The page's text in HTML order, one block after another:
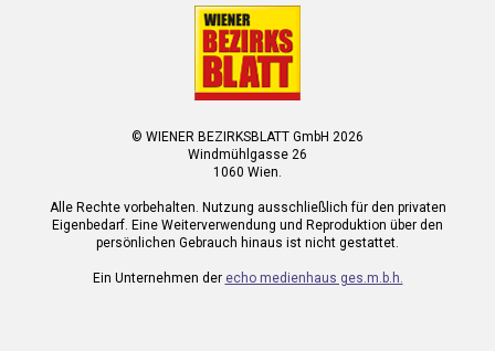
© WIENER BEZIRKSBLATT GmbH 2026
Windmühlgasse 26
1060 Wien.
Alle Rechte vorbehalten. Nutzung ausschließlich für den privaten
Eigenbedarf. Eine Weiterverwendung und Reproduktion über den
persönlichen Gebrauch hinaus ist nicht gestattet.
Ein Unternehmen der echo medienhaus ges.m.b.h.